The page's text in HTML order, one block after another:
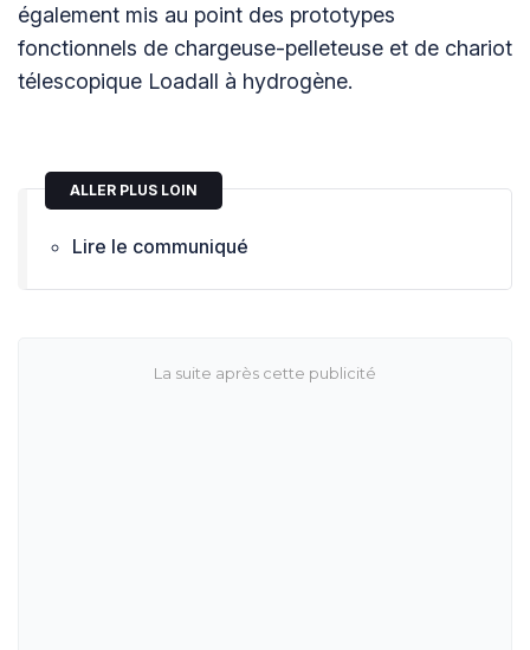
également mis au point des prototypes
fonctionnels de chargeuse-pelleteuse et de chariot
télescopique Loadall à hydrogène.
ALLER PLUS LOIN
Lire le communiqué